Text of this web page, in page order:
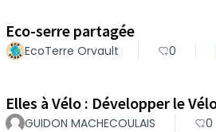
Eco-serre partagée
EcoTerre Orvault 0
Elles à Vélo : Développer le
GUIDON MACHECOULAIS 0